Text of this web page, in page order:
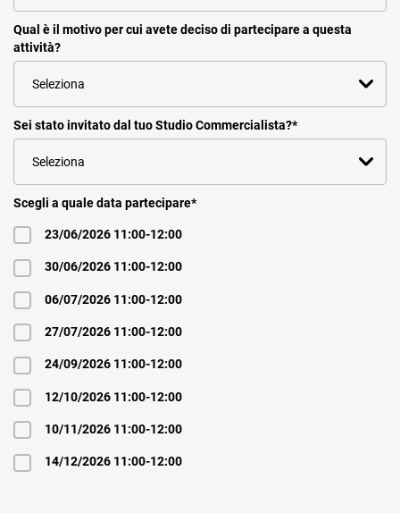
Qual è il motivo per cui avete deciso di partecipare a questa
attività?
Sei stato invitato dal tuo Studio Commercialista?*
Scegli a quale data partecipare*
23/06/2026 11:00-12:00
30/06/2026 11:00-12:00
06/07/2026 11:00-12:00
27/07/2026 11:00-12:00
24/09/2026 11:00-12:00
12/10/2026 11:00-12:00
10/11/2026 11:00-12:00
14/12/2026 11:00-12:00